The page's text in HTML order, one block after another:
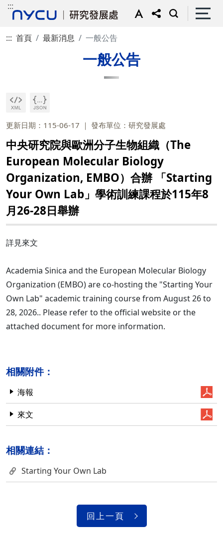
:::
::: 首頁 最新消息 一般公告
一般公告
更新日期：115-06-17 發布單位：研究發展處
中央研究院與歐洲分子生物組織（The
European Molecular Biology
Organization, EMBO）合辦 「Starting
Your Own Lab」學術訓練課程於115年8
月26-28日舉辦
詳見來文
Academia Sinica and the European Molecular Biology
Organization (EMBO) are co-hosting the "Starting Your
Own Lab" academic training course from August 26 to
28, 2026.. Please refer to the official website or the
attached document for more information.
相關附件：
海報
來文
相關連結：
Starting Your Own Lab
回上一頁